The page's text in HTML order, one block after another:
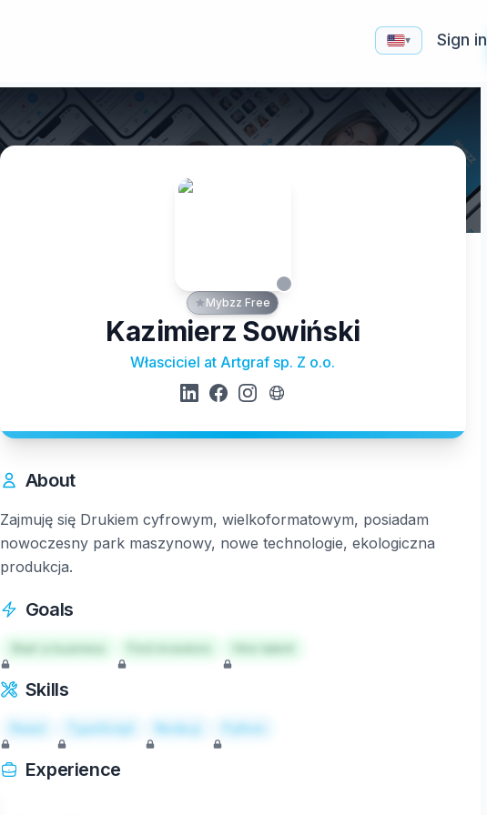
▾ Sign in
Mybzz Free
Kazimierz Sowiński
Własciciel at Artgraf sp. Z o.o.
About
Zajmuję się Drukiem cyfrowym, wielkoformatowym, posiadam
nowoczesny park maszynowy, nowe technologie, ekologiczna
produkcja.
Goals
Start a business Hire talent
Skills
React TypeScript Node.js Python
Experience